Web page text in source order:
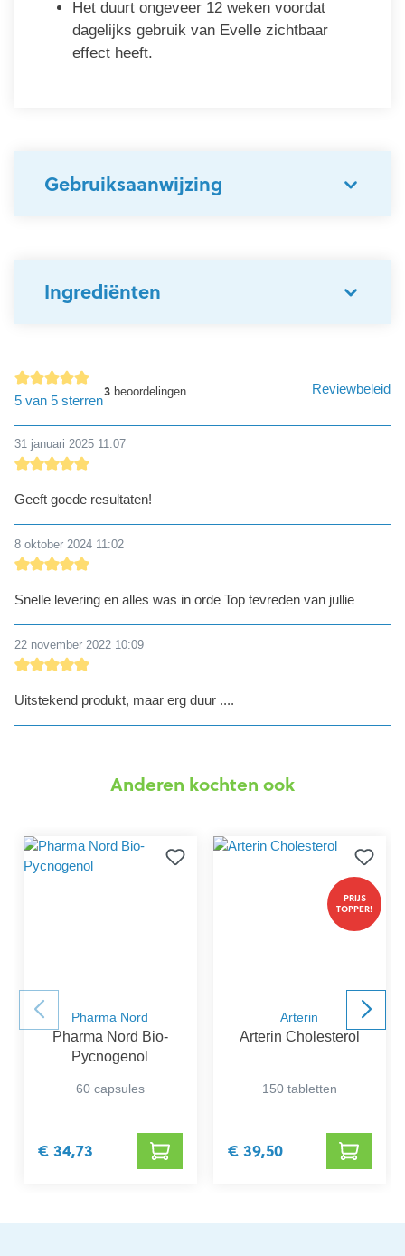
Het duurt ongeveer 12 weken voordat
dagelijks gebruik van Evelle zichtbaar
effect heeft.
Gebruiksaanwijzing
Ingrediënten
detail.reviewAvgRatingAltText
5 van 5 sterren
3beoordelingen Reviewbeleid
31 januari 2025 11:07
Geeft goede resultaten!
8 oktober 2024 11:02
Snelle levering en alles was in orde Top tevreden van jullie
22 november 2022 10:09
Uitstekend produkt, maar erg duur ....
Anderen kochten ook
Pharma Nord
Pharma Nord Bio-
Pycnogenol
60 capsules
€ 34,73
PRIJS
TOPPER!
Arterin
Arterin Cholesterol
150 tabletten
€ 39,50